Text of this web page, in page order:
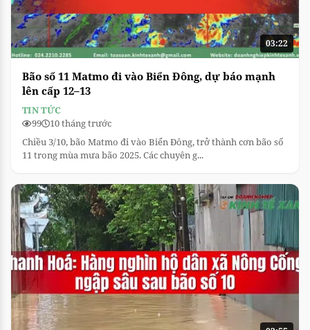
03:22
Bão số 11 Matmo đi vào Biển Đông, dự báo mạnh
lên cấp 12–13
TIN TỨC
99
10 tháng trước
Chiều 3/10, bão Matmo đi vào Biển Đông, trở thành cơn bão số
11 trong mùa mưa bão 2025. Các chuyên g...